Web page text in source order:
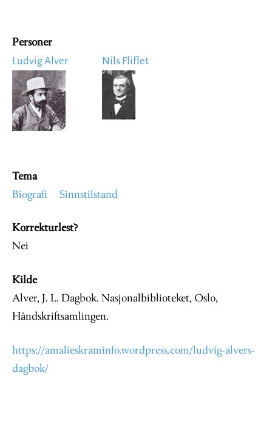
Personer
Ludvig Alver
Image
Nils Fliflet
Image
Tema
Biografi
Sinnstilstand
Korrekturlest?
Nei
Kilde
Alver, J. L. Dagbok. Nasjonalbiblioteket, Oslo,
Håndskriftsamlingen.
https://amalieskraminfo.wordpress.com/ludvig-alvers-
dagbok/